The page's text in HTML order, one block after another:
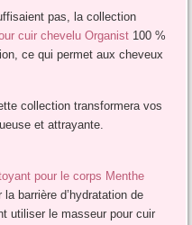
pas, la collection
cuir chevelu Organist 100 %
ce qui permet aux cheveux
collection transformera vos
et attrayante.
pour le corps Menthe
barrière d’hydratation de
utiliser le masseur pour cuir